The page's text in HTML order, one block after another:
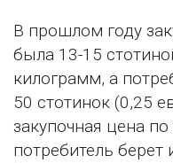
В прошлом году
была 13-15
килограмм, а
50 стотинок (0,25
закупочная цена
потребитель берет